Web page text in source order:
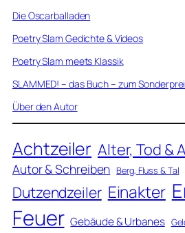
Die Oscarballaden
Poetry Slam Gedichte & Videos
Poetry Slam meets Klassik
SLAMMED! – das Buch – zum
Über den Autor
Achtzeiler Alter, Tod &
Autor & Schreiben Berg, Fluss & Tal
Dutzendzeiler Einakter
Feuer Gebäude & Urbanes